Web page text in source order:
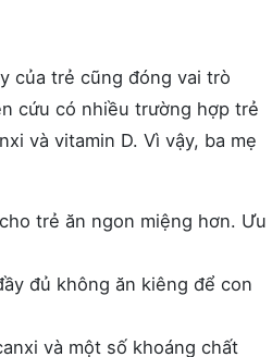
của trẻ cũng đóng vai trò
cứu có nhiều trường hợp trẻ
và vitamin D. Vì vậy, ba mẹ
trẻ ăn ngon miệng hơn. Ưu
đủ không ăn kiêng để con
và một số khoáng chất